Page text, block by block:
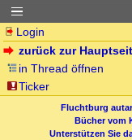
Login
zurück zur
in Thread öffnen
Ticker
Fluchtburg
Bücher vom
Unterstützen Sie